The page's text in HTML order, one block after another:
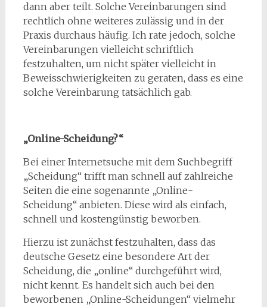
dann aber teilt. Solche Vereinbarungen sind
rechtlich ohne weiteres zulässig und in der
Praxis durchaus häufig. Ich rate jedoch, solche
Vereinbarungen vielleicht schriftlich
festzuhalten, um nicht später vielleicht in
Beweisschwierigkeiten zu geraten, dass es eine
solche Vereinbarung tatsächlich gab.
„Online-Scheidung?“
Bei einer Internetsuche mit dem Suchbegriff
„Scheidung“ trifft man schnell auf zahlreiche
Seiten die eine sogenannte „Online-
Scheidung“ anbieten. Diese wird als einfach,
schnell und kostengünstig beworben.
Hierzu ist zunächst festzuhalten, dass das
deutsche Gesetz eine besondere Art der
Scheidung, die „online“ durchgeführt wird,
nicht kennt. Es handelt sich auch bei den
beworbenen „Online-Scheidungen“ vielmehr